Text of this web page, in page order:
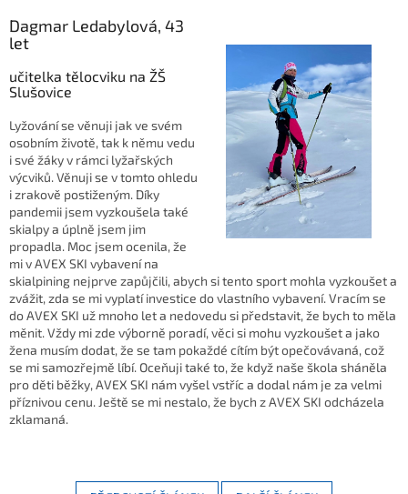
Dagmar Ledabylová, 43
let
učitelka tělocviku na ŽŠ
Slušovice
Lyžování se věnuji jak ve svém
osobním životě, tak k němu vedu
i své žáky v rámci lyžařských
výcviků. Věnuji se v tomto ohledu
i zrakově postiženým. Díky
pandemii jsem vyzkoušela také
skialpy a úplně jsem jim
propadla. Moc jsem ocenila, že
mi v AVEX SKI vybavení na
skialpining nejprve zapůjčili, abych si tento sport mohla vyzkoušet a
zvážit, zda se mi vyplatí investice do vlastního vybavení. Vracím se
do AVEX SKI už mnoho let a nedovedu si představit, že bych to měla
měnit. Vždy mi zde výborně poradí, věci si mohu vyzkoušet a jako
žena musím dodat, že se tam pokaždé cítím být opečovávaná, což
se mi samozřejmě líbí. Oceňuji také to, že když naše škola sháněla
pro děti běžky, AVEX SKI nám vyšel vstříc a dodal nám je za velmi
příznivou cenu. Ještě se mi nestalo, že bych z AVEX SKI odcházela
zklamaná.